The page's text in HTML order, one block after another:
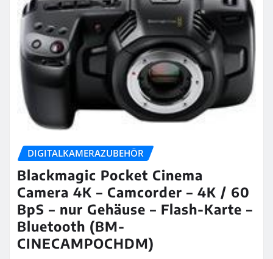
DIGITALKAMERAZUBEHÖR
Blackmagic Pocket Cinema
Camera 4K – Camcorder – 4K / 60
BpS – nur Gehäuse – Flash-Karte –
Bluetooth (BM-
CINECAMPOCHDM)